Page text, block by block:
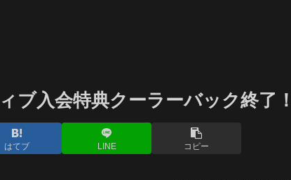
ブ入会特典クーラーバック終了！
はてブ LINE コピー